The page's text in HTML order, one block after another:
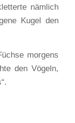
nämlich
Kugel den
morgens
den Vögeln,